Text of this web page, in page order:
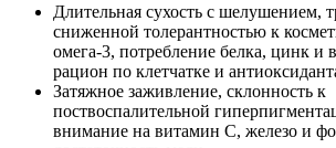
Длительная сухость с шелушением,
сниженной толерантностью к
омега‑3, потребление белка, цинк
рацион по клетчатке и
Затяжное заживление, склонность к
поствоспалительной
внимание на витамин С, железо и